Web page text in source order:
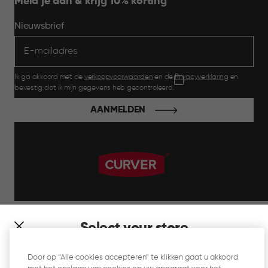
Select your store
which store would you like to shop?
Nieuwsbrief
Ik ga akkoord met de verkoopvoorwaarden en dePrivacyverklaring en
bevestig dat ik mijn gegevens heb gecontroleerd.
AANMELDEN
Door op “Alle cookies accepteren” te klikken gaat u akkoord